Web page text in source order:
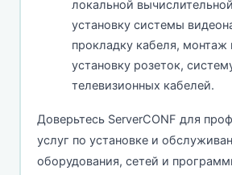
локальной
установку системы
прокладку кабеля, монтаж
установку розеток,
телевизионных кабелей.
Доверьтесь ServerCONF для
услуг по установке и
оборудования, сетей и